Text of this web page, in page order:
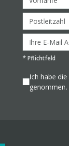
* Pflichtfeld
Ich habe die
genommen.